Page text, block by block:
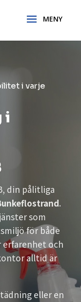
i varje
i
din pålitliga
.
som
för både
erfarenhet och
alltid är
eller en